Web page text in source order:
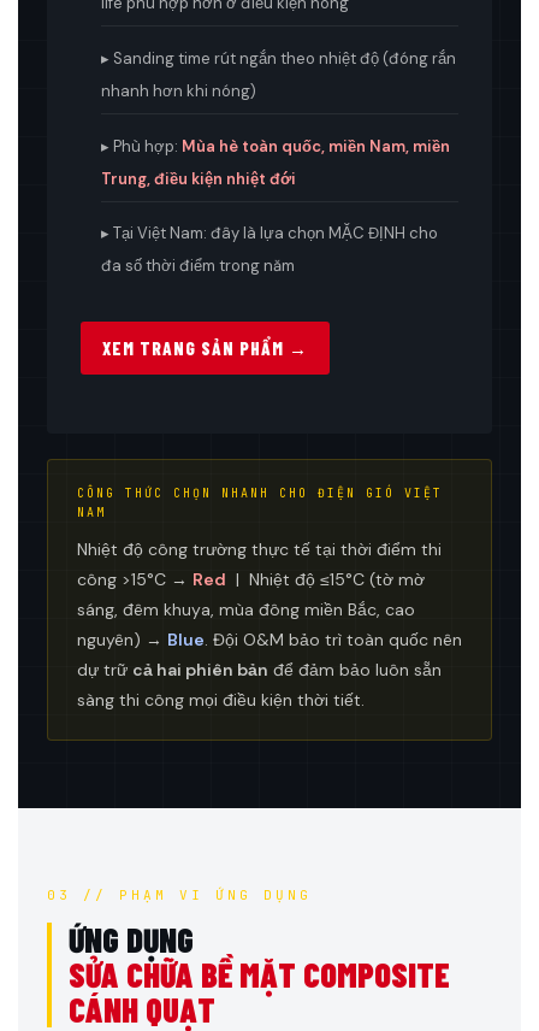
▸ Sanding time rút ngắn theo nhiệt độ (đóng rắn
nhanh hơn khi nóng)
▸ Phù hợp: Mùa hè toàn quốc, miền Nam, miền
Trung, điều kiện nhiệt đới
▸ Tại Việt Nam: đây là lựa chọn MẶC ĐỊNH cho
đa số thời điểm trong năm
XEM TRANG SẢN PHẨM →
CÔNG THỨC CHỌN NHANH CHO ĐIỆN GIÓ VIỆT
NAM
Nhiệt độ công trường thực tế tại thời điểm thi
công >15°C → Red | Nhiệt độ ≤15°C (tờ mờ
sáng, đêm khuya, mùa đông miền Bắc, cao
nguyên) → Blue. Đội O&M bảo trì toàn quốc nên
dự trữ cả hai phiên bản để đảm bảo luôn sẵn
sàng thi công mọi điều kiện thời tiết.
03 // PHẠM VI ỨNG DỤNG
ỨNG DỤNG
SỬA CHỮA BỀ MẶT COMPOSITE
CÁNH QUẠT